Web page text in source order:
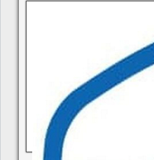
В квитанциях ошибки, в